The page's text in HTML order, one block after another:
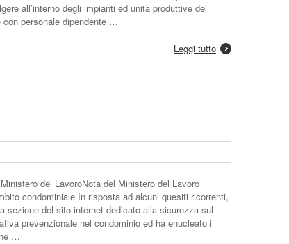
all’interno degli impianti ed unità produttive del
personale dipendente …
Leggi tutto
del LavoroNota del Ministero del Lavoro
condominiale In risposta ad alcuni quesiti ricorrenti,
sezione del sito internet dedicato alla sicurezza sul
prevenzionale nel condominio ed ha enucleato i
…